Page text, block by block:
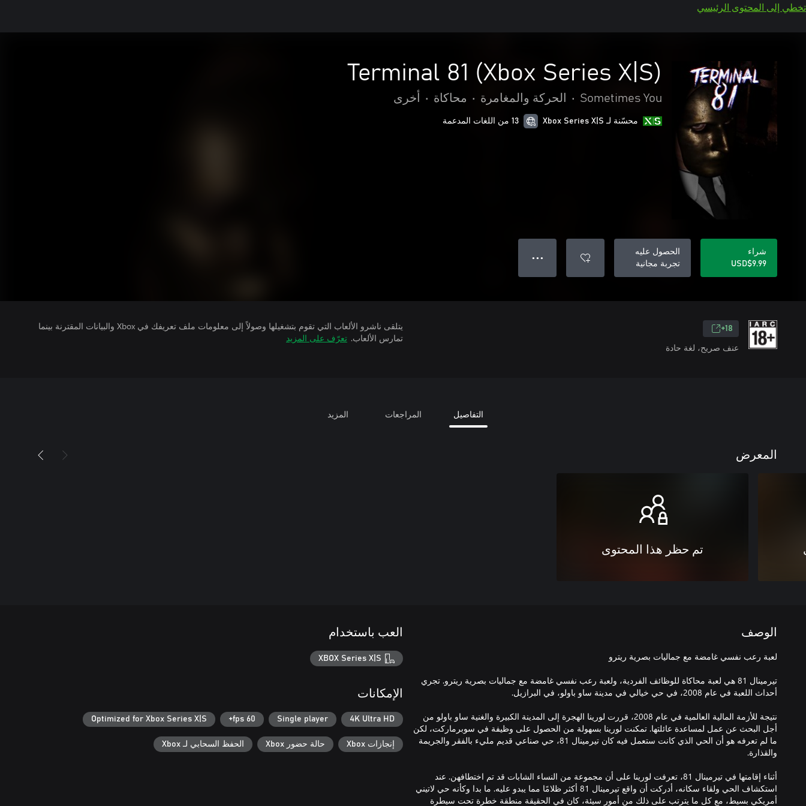
تخطي إلى المحتوى الرئيسي
Terminal 81 (Xbox Series X|S)
Sometimes You
• الحركة والمغامرة • محاكاة • أخرى
محسّنة لـ Xbox Series X|S 13 من اللغات المدعمة
شراء
USD$9.99
الحصول عليه
تجربة مجانية
● ● ●
18+
عنف صريح، لغة حادة
يتلقى ناشرو الألعاب التي تقوم بتشغيلها وصولاً إلى معلومات ملف تعريفك في Xbox والبيانات المقترنة بينما
تمارس الألعاب. تعرّف على المزيد
التفاصيل المراجعات المزيد
المعرض
تم حظر هذا المحتوى
الوصف
تيرمينال 81 هي لعبة محاكاة للوظائف الفردية، ولعبة رعب نفسي غامضة مع جماليات بصرية ريترو. تجري
نتيجة للأزمة المالية العالمية في عام 2008، قررت لورينا الهجرة إلى المدينة الكبيرة والغنية ساو باولو من
أجل البحث عن عمل لمساعدة عائلتها. تمكنت لورينا بسهولة من الحصول على وظيفة في سوبرماركت، لكن
ما لم تعرفه هو أن الحي الذي كانت ستعمل فيه كان تيرمينال 81، حي صناعي قديم مليء بالفقر والجريمة
أثناء إقامتها في تيرمينال 81، تعرفت لورينا على أن مجموعة من النساء الشابات قد تم اختطافهن. عند
استكشاف الحي ولقاء سكانه، أدركت أن واقع تيرمينال 81 أكثر ظلامًا مما يبدو عليه. ما بدا وكأنه حي لاتيني
أمريكي بسيط، مع كل ما يترتب على ذلك من أمور سيئة، كان في الحقيقة منطقة خطرة تحت سيطرة
العب باستخدام
XBOX Series X|S
الإمكانات
4K Ultra HD
Single player
60 fps+
Optimized for Xbox Series X|S
إنجازات Xbox حالة حضور Xbox الحفظ السحابي لـ Xbox